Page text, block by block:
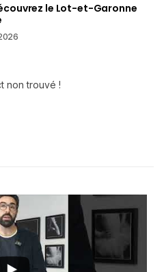
le Lot-et-Garonne
non trouvé !